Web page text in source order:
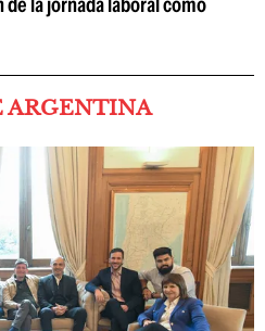
ARGENTINA